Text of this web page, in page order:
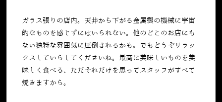
ガラス張りの店内。天井から下がる金属製の機械に宇宙
的なものを感じずにはいられない。他のどこのお店にも
ない独特な雰囲気に圧倒されるかも。でもどうぞリラッ
クスしていらしてくださいね。最高に美味しいものを美
味しく食べる、ただそれだけを思ってスタッフがすべて
焼きますから。